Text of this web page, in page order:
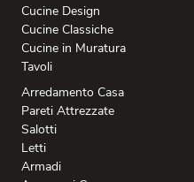
Cucine Design
Cucine Classiche
Cucine in Muratura
Tavoli
Arredamento Casa
Pareti Attrezzate
Salotti
Letti
Armadi